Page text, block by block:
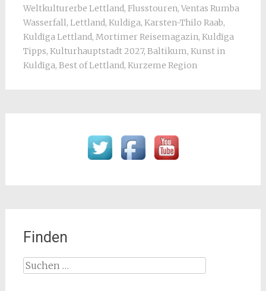
Weltkulturerbe Lettland, Flusstouren, Ventas Rumba
Wasserfall, Lettland, Kuldiga, Karsten-Thilo Raab,
Kuldīga Lettland, Mortimer Reisemagazin, Kuldīga
Tipps, Kulturhauptstadt 2027, Baltikum, Kunst in
Kuldīga, Best of Lettland, Kurzeme Region
Finden
Suchen
nach: